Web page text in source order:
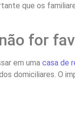
que os
for
em uma casa de
domiciliares. O